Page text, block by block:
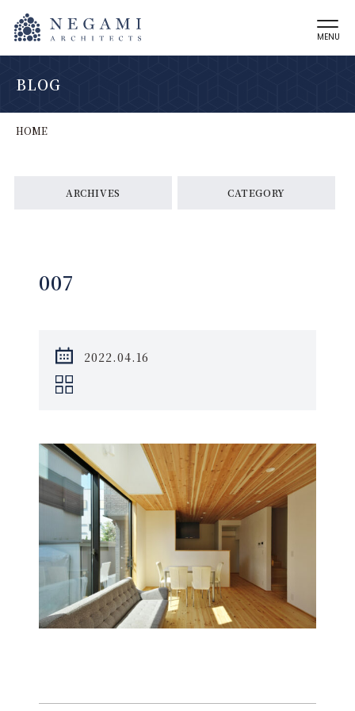
MENU
BLOG
HOME
ARCHIVES CATEGORY
007
2022.04.16